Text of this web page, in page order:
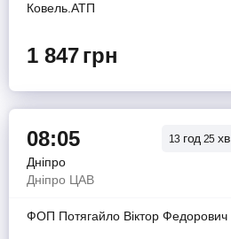
Ковель.АТП
1 847грн
08:05 13 год 25 хв
Дніпро
Дніпро ЦАВ
ФОП Потягайло Вiктор Федорович